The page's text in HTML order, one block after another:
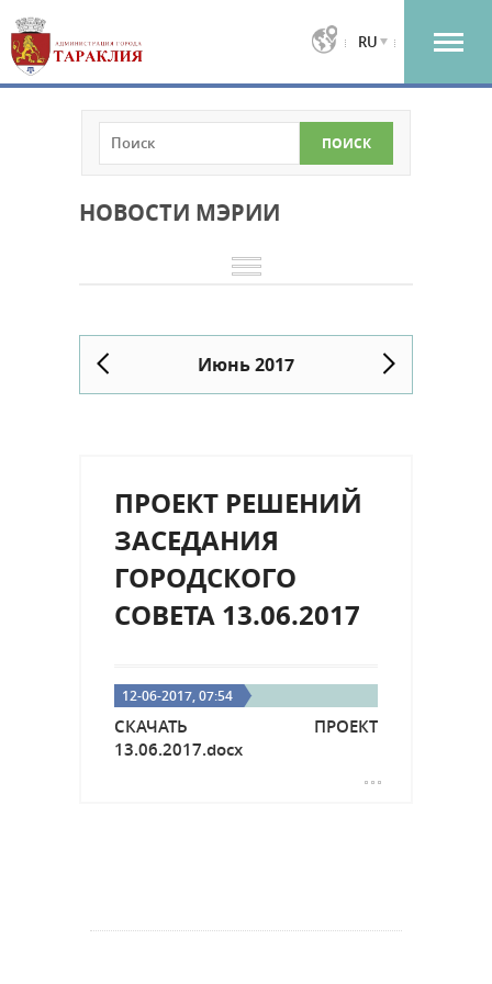
RU
НОВОСТИ МЭРИИ
Июнь 2017
ПРОЕКТ РЕШЕНИЙ
ЗАСЕДАНИЯ
ГОРОДСКОГО
СОВЕТА 13.06.2017
12-06-2017, 07:54
СКАЧАТЬ ПРОЕКТ
13.06.2017.docx